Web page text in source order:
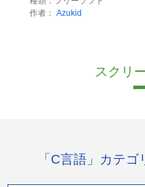
作者： Azukid
スクリ
「C言語」カテ